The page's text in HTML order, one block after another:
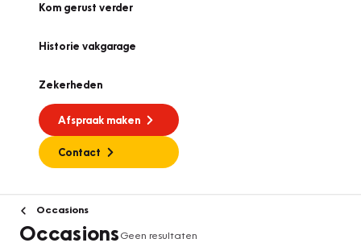
Kom gerust verder
Historie vakgarage
Zekerheden
Afspraak maken
Contact
Occasions
OccasionsGeen resultaten